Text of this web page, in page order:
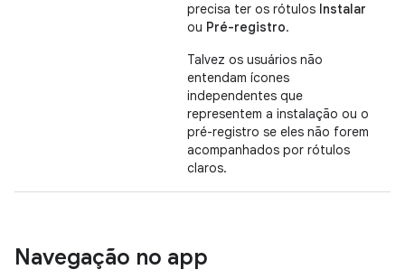
precisa ter os rótulos Instalar
ou Pré-registro.
Talvez os usuários não
entendam ícones
independentes que
representem a instalação ou o
pré-registro se eles não forem
acompanhados por rótulos
claros.
Navegação no app